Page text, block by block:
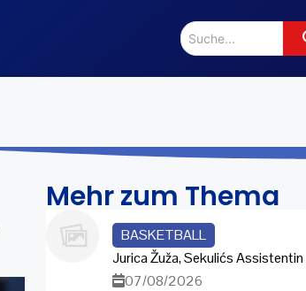
Mehr zum Thema
BASKETBALL
Jurica Žuža, Sekulićs Assistentin
07/08/2026